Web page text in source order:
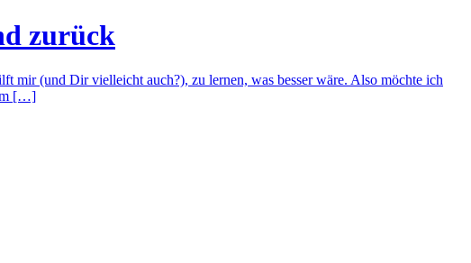
zurück
(und Dir vielleicht auch?), zu lernen, was besser wäre. Also möchte ich
[…]